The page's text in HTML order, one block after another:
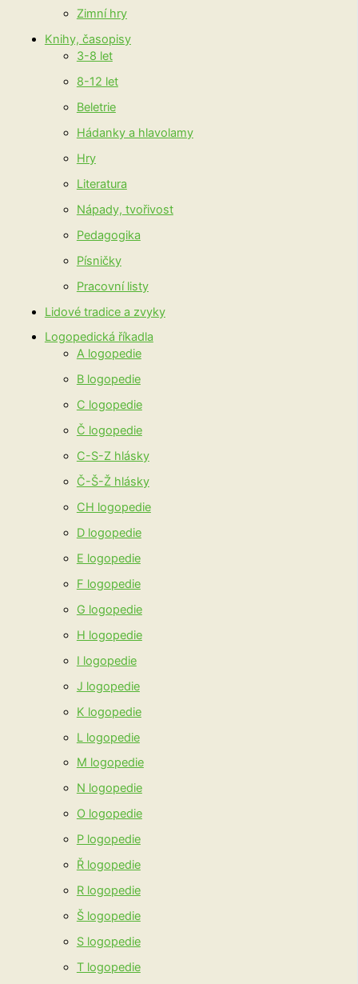
Zimní hry
Knihy, časopisy
3-8 let
8-12 let
Beletrie
Hádanky a hlavolamy
Hry
Literatura
Nápady, tvořivost
Pedagogika
Písničky
Pracovní listy
Lidové tradice a zvyky
Logopedická říkadla
A logopedie
B logopedie
C logopedie
Č logopedie
C-S-Z hlásky
Č-Š-Ž hlásky
CH logopedie
D logopedie
E logopedie
F logopedie
G logopedie
H logopedie
I logopedie
J logopedie
K logopedie
L logopedie
M logopedie
N logopedie
O logopedie
P logopedie
Ř logopedie
R logopedie
Š logopedie
S logopedie
T logopedie